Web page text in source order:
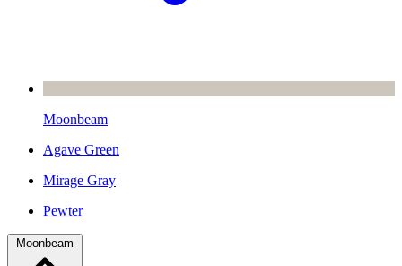
Moonbeam
Agave Green
Mirage Gray
Pewter
Moonbeam